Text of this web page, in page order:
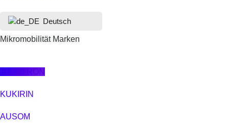
Deutsch
Mikromobilität Marken
ELEKTRON
KUKIRIN
AUSOM